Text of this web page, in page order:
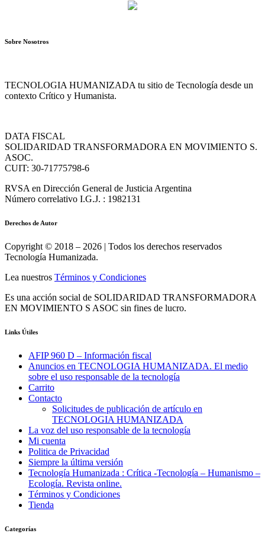
Sobre Nosotros
TECNOLOGIA HUMANIZADA tu sitio de Tecnología desde un
contexto Crítico y Humanista.
DATA FISCAL
SOLIDARIDAD TRANSFORMADORA EN MOVIMIENTO S.
ASOC.
CUIT: 30-71775798-6
RVSA en Dirección General de Justicia Argentina
Número correlativo I.G.J. : 1982131
Derechos de Autor
Copyright © 2018 – 2026 | Todos los derechos reservados
Tecnología Humanizada.
Lea nuestros Términos y Condiciones
Es una acción social de SOLIDARIDAD TRANSFORMADORA
EN MOVIMIENTO S ASOC sin fines de lucro.
Links Útiles
AFIP 960 D – Información fiscal
Anuncios en TECNOLOGIA HUMANIZADA. El medio
sobre el uso responsable de la tecnología
Carrito
Contacto
Solicitudes de publicación de artículo en
TECNOLOGIA HUMANIZADA
La voz del uso responsable de la tecnología
Mi cuenta
Politica de Privacidad
Siempre la última versión
Tecnología Humanizada : Crítica -Tecnología – Humanismo –
Ecología. Revista online.
Términos y Condiciones
Tienda
Categorías